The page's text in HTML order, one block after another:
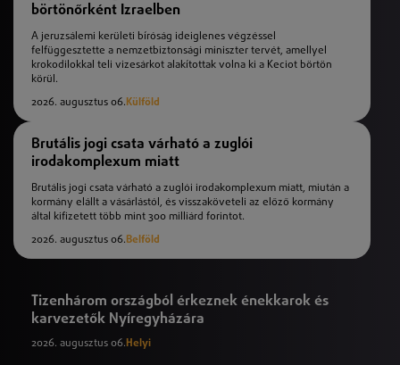
börtönőrként Izraelben
A jeruzsálemi kerületi bíróság ideiglenes végzéssel
felfüggesztette a nemzetbiztonsági miniszter tervét, amellyel
krokodilokkal teli vizesárkot alakítottak volna ki a Keciot börtön
körül.
2026. augusztus 06. Külföld
Brutális jogi csata várható a zuglói
irodakomplexum miatt
Brutális jogi csata várható a zuglói irodakomplexum miatt, miután a
kormány elállt a vásárlástól, és visszaköveteli az előző kormány
által kifizetett több mint 300 milliárd forintot.
2026. augusztus 06.Belföld
Tizenhárom országból érkeznek énekkarok és
karvezetők Nyíregyházára
2026. augusztus 06. Helyi